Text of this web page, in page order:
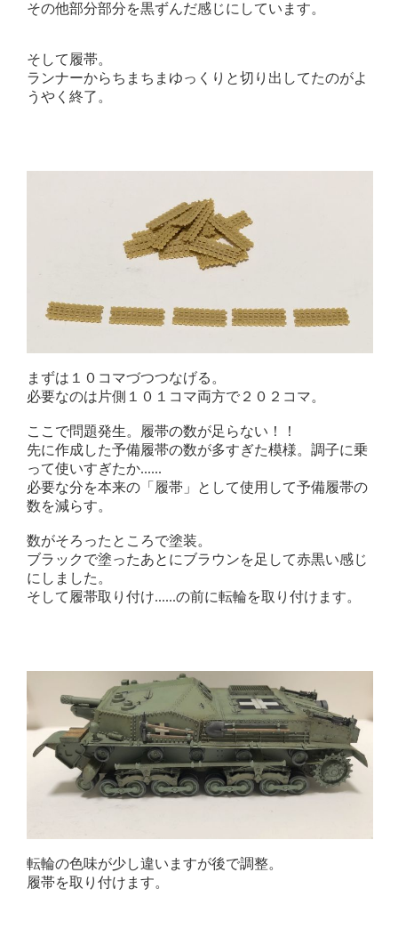
その他部分部分を黒ずんだ感じにしています。
そして履帯。
ランナーからちまちまゆっくりと切り出してたのがよ
うやく終了。
まずは１０コマづつつなげる。
必要なのは片側１０１コマ両方で２０２コマ。
ここで問題発生。履帯の数が足らない！！
先に作成した予備履帯の数が多すぎた模様。調子に乗
って使いすぎたか......
必要な分を本来の「履帯」として使用して予備履帯の
数を減らす。
数がそろったところで塗装。
ブラックで塗ったあとにブラウンを足して赤黒い感じ
にしました。
そして履帯取り付け......の前に転輪を取り付けます。
転輪の色味が少し違いますが後で調整。
履帯を取り付けます。